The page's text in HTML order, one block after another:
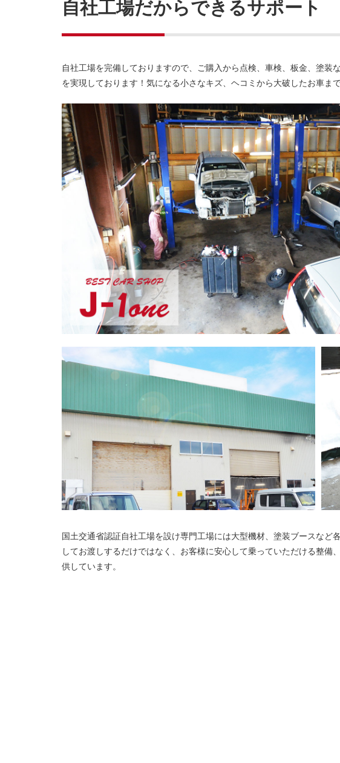
自社工場だからできるサポート
自社工場を完備しておりますので、ご購入から点検、車検、板金、塗
を実現しております！気になる小さなキズ、ヘコミから大破したお車ま
国土交通省認証自社工場を設け専門工場には大型機材、塗装ブースなど
してお渡しするだけではなく、お客様に安心して乗っていただける整
供しています。